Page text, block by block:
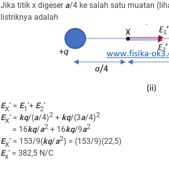
Jika titik x digeser a/4 ke salah satu muatan
listriknya adalah
EX’ = E1’+ E2’
EX’ = kq/(a/4)2 + kq/(3a/4)2
= 16kq/a2 + 16kq/9a2
EX’ = 153/9(kq/a2) = (153/9)(22,5)
Ex’ = 382,5 N/C